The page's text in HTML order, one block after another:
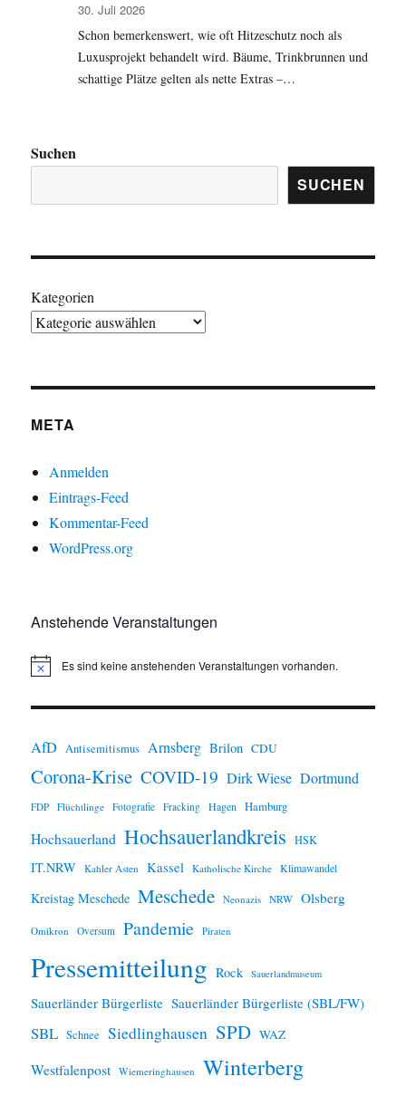
30. Juli 2026
Schon bemerkenswert, wie oft Hitzeschutz noch als
Luxusprojekt behandelt wird. Bäume, Trinkbrunnen und
schattige Plätze gelten als nette Extras –…
Suchen
SUCHEN
Kategorien
META
Anmelden
Eintrags-Feed
Kommentar-Feed
WordPress.org
Anstehende Veranstaltungen
H
w
s
Es sind keine anstehenden Veranstaltungen vorhanden.
AfD Antisemitismus Arnsberg Brilon CDU
Corona-Krise COVID-19 Dirk Wiese Dortmund
FDP Flüchtlinge Fotografie Fracking Hagen Hamburg
Hochsauerland Hochsauerlandkreis HSK
IT.NRW Kahler Asten Kassel Katholische Kirche Klimawandel
Kreistag Meschede Meschede Neonazis NRW Olsberg
Omikron Oversum Pandemie Piraten
Pressemitteilung Rock Sauerlandmuseum
Sauerländer Bürgerliste Sauerländer Bürgerliste (SBL/FW)
SBL Schnee Siedlinghausen SPD WAZ
Westfalenpost Wiemeringhausen Winterberg